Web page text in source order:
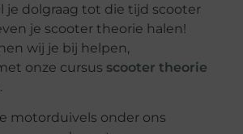
je dolgraag tot die tijd scooter
je scooter theorie halen!
wij je bij helpen,
onze cursus scooter theorie
.
motorduivels onder ons